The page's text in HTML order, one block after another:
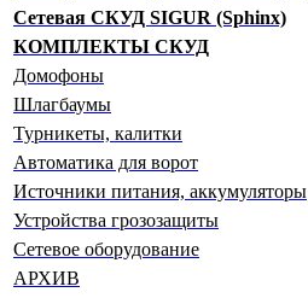
Сетевая СКУД SIGUR (Sphinx)
КОМПЛЕКТЫ СКУД
Домофоны
Шлагбаумы
Турникеты, калитки
Автоматика для ворот
Источники питания, аккумуляторы
Устройства грозозащиты
Сетевое оборудование
АРХИВ